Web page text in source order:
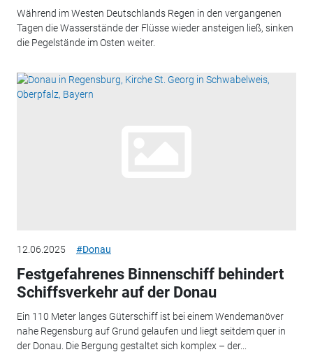
Während im Westen Deutschlands Regen in den vergangenen
Tagen die Wasserstände der Flüsse wieder ansteigen ließ, sinken
die Pegelstände im Osten weiter.
12.06.2025 #Donau
Festgefahrenes Binnenschiff behindert
Schiffsverkehr auf der Donau
Ein 110 Meter langes Güterschiff ist bei einem Wendemanöver
nahe Regensburg auf Grund gelaufen und liegt seitdem quer in
der Donau. Die Bergung gestaltet sich komplex – der...